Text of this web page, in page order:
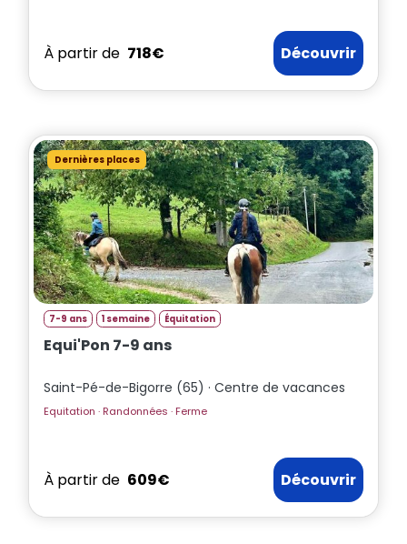
À partir de 718€ Découvrir
Dernières places
7-9 ans 1 semaine Équitation
Equi'Pon 7-9 ans
Saint-Pé-de-Bigorre (65) · Centre de vacances
Equitation · Randonnées · Ferme
À partir de 609€ Découvrir